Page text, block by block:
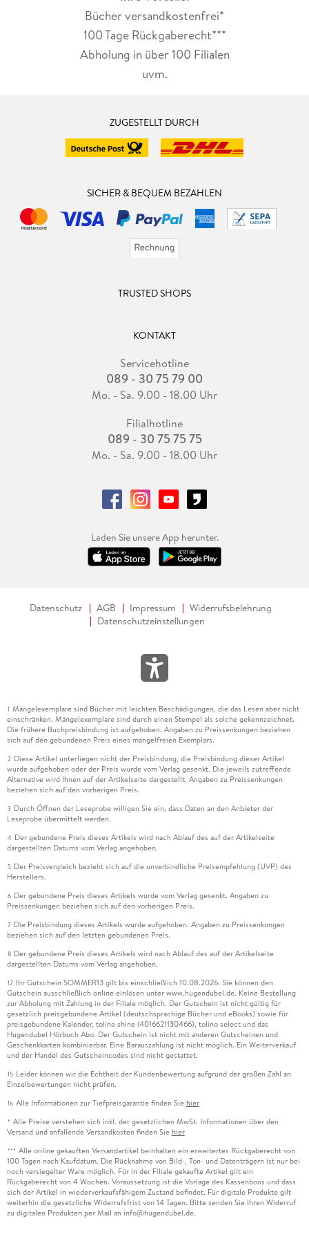
Bücher versandkostenfrei*
100 Tage Rückgaberecht***
Abholung in über 100 Filialen
uvm.
ZUGESTELLT DURCH
SICHER & BEQUEM BEZAHLEN
TRUSTED SHOPS
KONTAKT
Servicehotline
089 - 30 75 79 00
Mo. - Sa. 9.00 - 18.00 Uhr
Filialhotline
089 - 30 75 75 75
Mo. - Sa. 9.00 - 18.00 Uhr
Laden Sie unsere App herunter.
Datenschutz AGB Impressum
Widerrufsbelehrung
Datenschutzeinstellungen
1 Mängelexemplare sind Bücher mit leichten Beschädigungen, die das Lesen aber nicht
einschränken. Mängelexemplare sind durch einen Stempel als solche gekennzeichnet.
Die frühere Buchpreisbindung ist aufgehoben. Angaben zu Preissenkungen beziehen
sich auf den gebundenen Preis eines mangelfreien Exemplars.
2 Diese Artikel unterliegen nicht der Preisbindung, die Preisbindung dieser Artikel
wurde aufgehoben oder der Preis wurde vom Verlag gesenkt. Die jeweils zutreffende
Alternative wird Ihnen auf der Artikelseite dargestellt. Angaben zu Preissenkungen
beziehen sich auf den vorherigen Preis.
3 Durch Öffnen der Leseprobe willigen Sie ein, dass Daten an den Anbieter der
Leseprobe übermittelt werden.
4 Der gebundene Preis dieses Artikels wird nach Ablauf des auf der Artikelseite
dargestellten Datums vom Verlag angehoben.
5 Der Preisvergleich bezieht sich auf die unverbindliche Preisempfehlung (UVP) des
Herstellers.
6 Der gebundene Preis dieses Artikels wurde vom Verlag gesenkt. Angaben zu
Preissenkungen beziehen sich auf den vorherigen Preis.
7 Die Preisbindung dieses Artikels wurde aufgehoben. Angaben zu Preissenkungen
beziehen sich auf den letzten gebundenen Preis.
8 Der gebundene Preis dieses Artikels wird nach Ablauf des auf der Artikelseite
dargestellten Datums vom Verlag angehoben.
12 Ihr Gutschein SOMMER13 gilt bis einschließlich 10.08.2026. Sie können den
Gutschein ausschließlich online einlösen unter www.hugendubel.de. Keine Bestellung
zur Abholung mit Zahlung in der Filiale möglich. Der Gutschein ist nicht gültig für
gesetzlich preisgebundene Artikel (deutschsprachige Bücher und eBooks) sowie für
preisgebundene Kalender, tolino shine (4016621130466), tolino select und das
Hugendubel Hörbuch Abo. Der Gutschein ist nicht mit anderen Gutscheinen und
Geschenkkarten kombinierbar. Eine Barauszahlung ist nicht möglich. Ein Weiterverkauf
und der Handel des Gutscheincodes sind nicht gestattet.
15 Leider können wir die Echtheit der Kundenbewertung aufgrund der großen Zahl an
Einzelbewertungen nicht prüfen.
16 Alle Informationen zur Tiefpreisgarantie finden Sie hier
* Alle Preise verstehen sich inkl. der gesetzlichen MwSt. Informationen über den
Versand und anfallende Versandkosten finden Sie hier
*** Alle online gekauften Versandartikel beinhalten ein erweitertes Rückgaberecht von
100 Tagen nach Kaufdatum. Die Rücknahme von Bild-, Ton- und Datenträgern ist nur bei
noch versiegelter Ware möglich. Für in der Filiale gekaufte Artikel gilt ein
Rückgaberecht von 4 Wochen. Voraussetzung ist die Vorlage des Kassenbons und dass
sich der Artikel in wiederverkaufsfähigem Zustand befindet. Für digitale Produkte gilt
weiterhin die gesetzliche Widerrufsfrist von 14 Tagen. Bitte senden Sie Ihren Widerruf
zu digitalen Produkten per Mail an info@hugendubel.de.